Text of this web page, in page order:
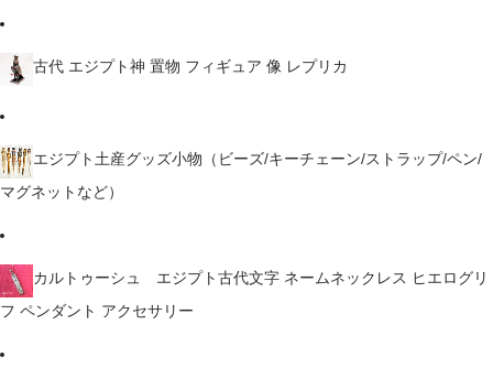
古代 エジプト神 置物 フィギュア 像 レプリカ
エジプト土産グッズ小物（ビーズ/キーチェーン/ストラップ/ペン/
マグネットなど）
カルトゥーシュ エジプト古代文字 ネームネックレス ヒエログリ
フ ペンダント アクセサリー